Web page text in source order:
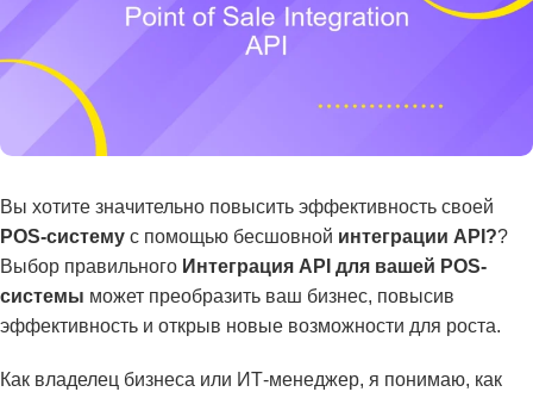
Вы хотите значительно повысить эффективность своей
POS-систему с помощью бесшовной интеграции API??
Выбор правильного Интеграция API для вашей POS-
системы может преобразить ваш бизнес, повысив
эффективность и открыв новые возможности для роста.
Как владелец бизнеса или ИТ-менеджер, я понимаю, как